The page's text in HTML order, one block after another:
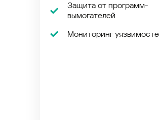
Защита от программ-
вымогателей
Мониторинг